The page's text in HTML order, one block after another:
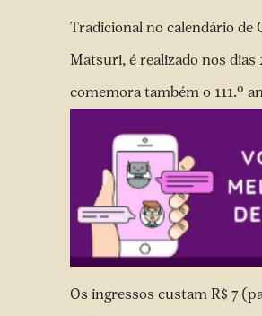
Tradicional no calendário de
Matsuri, é realizado nos dias
comemora também o 111.º
Os ingressos custam R$ 7